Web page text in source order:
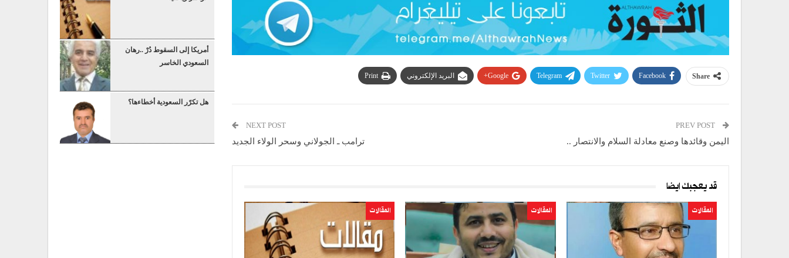
Share
Facebook
Twitter
Telegram
Google+ البريد الإلكتروني Print
اليمن وقائدها وصنع معادلة السلام والانتصار ..
NEXT POST
ترامب ـ الجولاني وسحر الولاء الجديد
قد يعجبك ايضا
المقالات المقالات المقالات
أمريكا إلى السقوط دُرْ ..رهان
السعودي الخاسر
هل تكرّر السعودية أخطاءها؟